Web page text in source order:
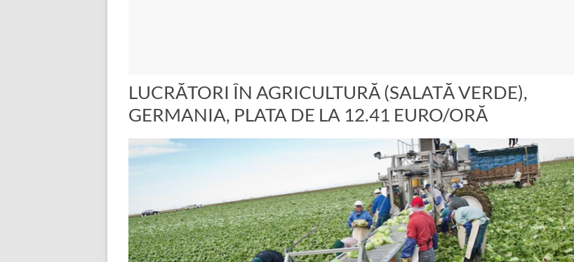
LUCRĂTORI ÎN AGRICULTURĂ (SALATĂ VERDE),
GERMANIA, PLATA DE LA 12.41 EURO/ORĂ